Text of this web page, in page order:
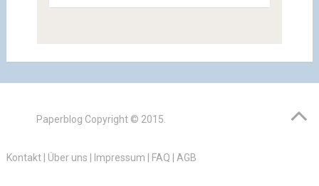
Paperblog Copyright © 2015.
Kontakt| Über uns Impressum FAQ AGB